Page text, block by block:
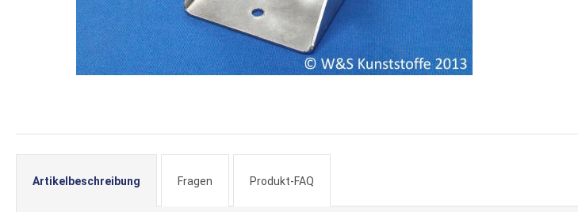
Anfang
Artikelbeschreibung Fragen Produkt-FAQ